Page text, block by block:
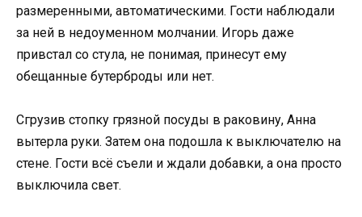
размеренными, автоматическими. Гости наблюдали
за ней в недоуменном молчании. Игорь даже
привстал со стула, не понимая, принесут ему
обещанные бутерброды или нет.
Сгрузив стопку грязной посуды в раковину, Анна
вытерла руки. Затем она подошла к выключателю на
стене. Гости всё съели и ждали добавки, а она просто
выключила свет.